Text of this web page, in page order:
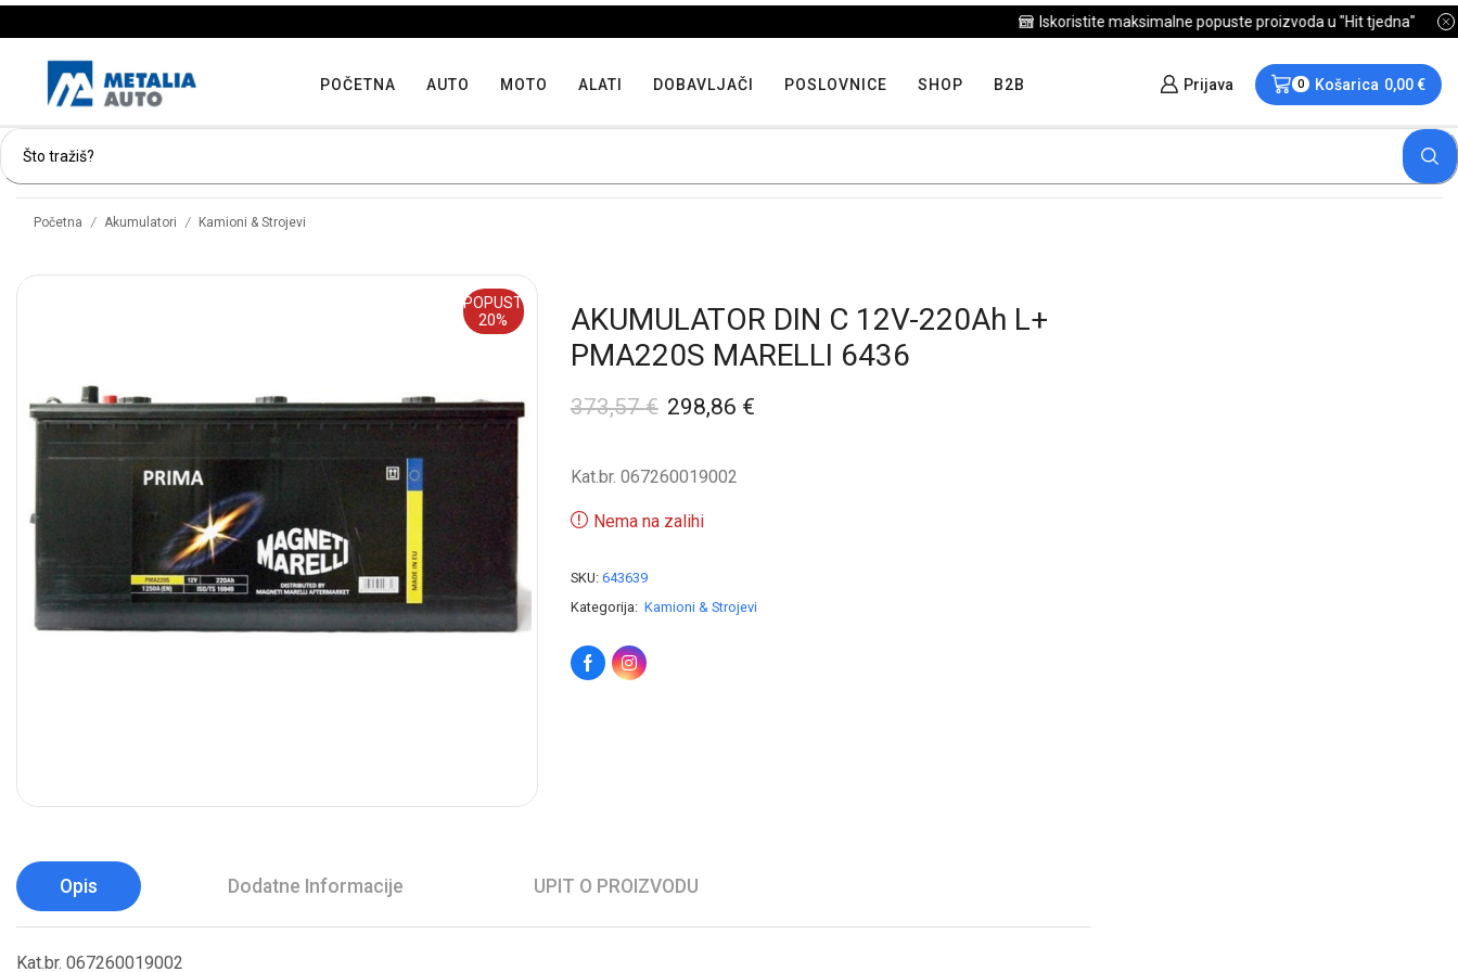
POČETNA AUTO MOTO ALATI DOBAVLJAČI POSLOVNICE SHOP B2B Prijava 0 Košarica 0,00€
Početna / Akumulatori / Kamioni & Strojevi
POPUST
20%
AKUMULATOR DIN C 12V-220Ah L+
PMA220S MARELLI 6436
373,57€ 298,86 €
Kat.br. 067260019002
Nema na zalihi
SKU: 643639
Kategorija: Kamioni & Strojevi
Opis Dodatne Informacije UPIT O PROIZVODU
Kat.br. 067260019002